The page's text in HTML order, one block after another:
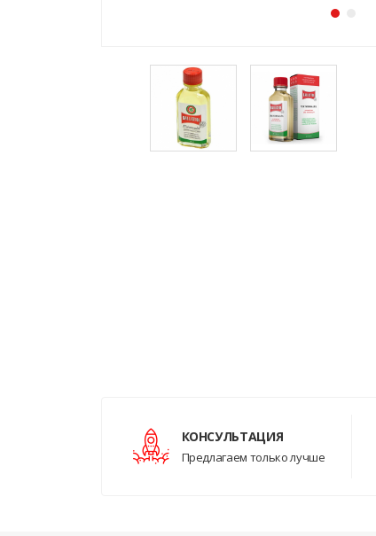
КОНСУЛЬТАЦИЯ
Предлагаем только лучше